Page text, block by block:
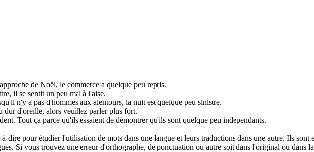
de Noël, le commerce a quelque peu repris.
il se sentit un peu mal à l'aise.
n'y a pas d'hommes aux alentours, la nuit est quelque peu sinistre.
dur d'oreille, alors veuillez parler plus fort.
Tout ça parce qu'ils essaient de démontrer qu'ils sont quelque peu indépendants.
dire pour étudier l'utilisation de mots dans une langue et leurs traductions dans une autre. Ils sont
Si vous trouvez une erreur d'orthographe, de ponctuation ou autre soit dans l'original ou dans